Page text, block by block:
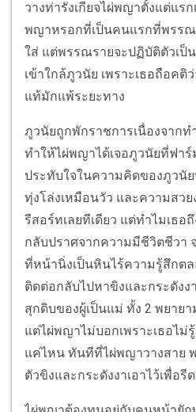
วางท่ารังเกียจไผ่พญาตั้งแต่แร
พญาหรอกที่เป็นคนแรกที่พรรณ
ใส่ แต่พรรณรายจะปฏิบัติตัวเ
เข้าใกล้ภูวนัย เพราะเธอถือคติ
แท้มักแพ้ระยะทาง
ภูวนัยถูกพักราชการเนื่องจาก
ทำให้ไผ่พญาได้เจอภูวนัยที่ฟา
ประทับใจในความคิดของภูวนั
ทุ่งโล่งเหมือนวัว และความสว
รีสอร์ทเลยทีเดียว แต่ทำไมเธอ
กลับปราศจากความมีชีวิตชีวา
ที่หน้านิ่งเป็นหินไร้ความรู้สึกต
ติดต่อกลับไปหาขิงและกระดังง
สุกดิบของผู้เป็นแม่ ทั้ง 2 พยาย
แต่ไผ่พญาไม่บอกเพราะเธอไม่
แค่ไหน ทันทีที่ไผ่พญาวางสาย
ตัวขิงและกระดังงาเอาไว้เพื่อ